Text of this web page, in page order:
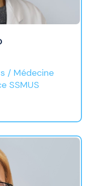
/ Médecine
SSMUS